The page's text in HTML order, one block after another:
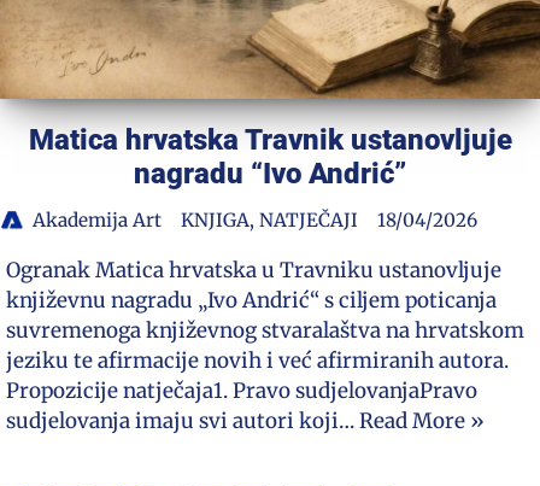
Matica hrvatska Travnik ustanovljuje
nagradu “Ivo Andrić”
Akademija Art KNJIGA, NATJEČAJI 18/04/2026
Ogranak Matica hrvatska u Travniku ustanovljuje
književnu nagradu „Ivo Andrić“ s ciljem poticanja
suvremenoga književnog stvaralaštva na hrvatskom
jeziku te afirmacije novih i već afirmiranih autora.
Propozicije natječaja1. Pravo sudjelovanjaPravo
sudjelovanja imaju svi autori koji…Read More »